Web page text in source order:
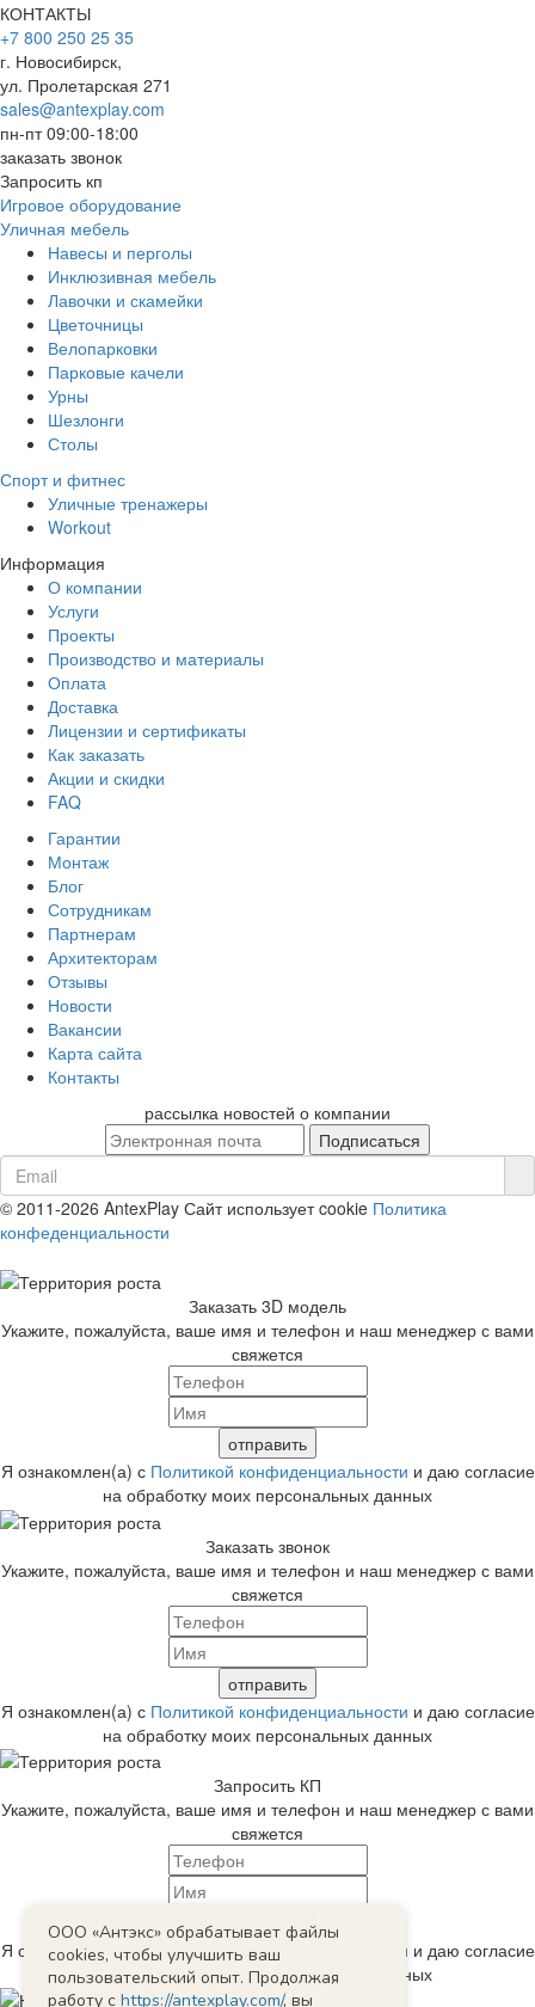
ООО «Антэкс» обрабатывает файлы
cookies, чтобы улучшить ваш
пользовательский опыт. Продолжая
работу с https://antexplay.com/, вы
КОНТАКТЫ
+7 800 250 25 35
г. Новосибирск,
ул. Пролетарская 271
sales@antexplay.com
пн-пт 09:00-18:00
заказать звонок
Запросить кп
Игровое оборудование
Уличная мебель
Навесы и перголы
Инклюзивная мебель
Лавочки и скамейки
Цветочницы
Велопарковки
Парковые качели
Урны
Шезлонги
Столы
Спорт и фитнес
Уличные тренажеры
Workout
Информация
О компании
Услуги
Проекты
Производство и материалы
Оплата
Доставка
Лицензии и сертификаты
Как заказать
Акции и скидки
FAQ
Гарантии
Монтаж
Блог
Сотрудникам
Партнерам
Архитекторам
Отзывы
Новости
Вакансии
Карта сайта
Контакты
рассылка новостей о компании
© 2011-2026 AntexPlay Сайт использует cookie Политика
конфеденциальности
Заказать 3D модель
Укажите, пожалуйста, ваше имя и телефон и наш менеджер с вами
свяжется
Я ознакомлен(а) с Политикой конфиденциальности и даю согласие
на обработку моих персональных данных
Заказать звонок
Укажите, пожалуйста, ваше имя и телефон и наш менеджер с вами
свяжется
Я ознакомлен(а) с Политикой конфиденциальности и даю согласие
на обработку моих персональных данных
Запросить КП
Укажите, пожалуйста, ваше имя и телефон и наш менеджер с вами
свяжется
Я ознакомлен(а) сПолитикой конфиденциальности и даю согласие
на обработку моих персональных данных